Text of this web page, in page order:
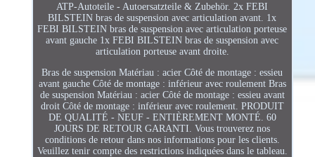
ATP-Autoteile - Autoersatzteile & Zubehör. 2x FEBI
BILSTEIN bras de suspension avec articulation avant. 1x
FEBI BILSTEIN bras de suspension avec articulation porteuse
avant gauche 1x FEBI BILSTEIN bras de suspension avec
articulation porteuse avant droite.
Bras de suspension Matériau : acier Côté de montage : essieu
avant gauche Côté de montage : inférieur avec roulement Bras
de suspension Matériau : acier Côté de montage : essieu avant
droit Côté de montage : inférieur avec roulement. PRODUIT
DE QUALITÉ - NEUF - ENTIÈREMENT MONTÉ. 60
JOURS DE RETOUR GARANTI. Vous trouverez nos
conditions de retour dans nos informations pour les clients.
Veuillez tenir compte des restrictions indiquées dans le tableau.